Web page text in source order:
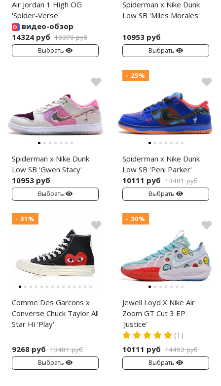
Air Jordan 1 High OG
'Spider-Verse'
видео-обзор
14324 руб 19379 руб
Выбрать
Spiderman x Nike Dunk
Low SB 'Miles Morales'
10953 руб
Выбрать
Spiderman x Nike Dunk
Low SB 'Gwen Stacy'
10953 руб
Выбрать
- 25%
Spiderman x Nike Dunk
Low SB 'Peni Parker'
10111 руб 13481 руб
Выбрать
- 31%
Comme Des Garcons x
Converse Chuck Taylor All
Star Hi 'Play'
9268 руб 13481 руб
Выбрать
- 30%
Jewell Loyd X Nike Air
Zoom GT Cut 3 EP
'Justice'
(1)
10111 руб 14492 руб
Выбрать